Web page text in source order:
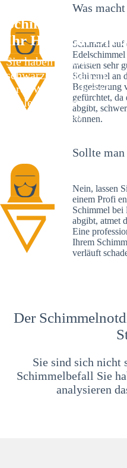
Schimmelexperte
Ihr Helfer an Ort
Sie haben kürzlich
schwarze Flecken an
Ihrer Wand entdeckt?
Schlechte Nachrichten:
Sie haben einen
Was
Schimmel auf
Edelschimmel
meisten sehr
Schimmel an
Begeisterung
gefürchtet,
abgibt,
können.
Sollte
Nein, lassen
einem Profi
Schimmel
abgibt, atmet
Eine
Ihrem
verläuft
Der
Sie sind sich nicht
Schimmelbefall Sie
analysieren